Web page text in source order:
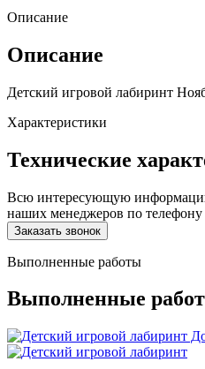
Описание
Описание
Детский игровой лабиринт
Характеристики
Технические
Всю интересующую
наших менеджеров по телефону
Заказать звонок
Выполненные работы
Выполненные